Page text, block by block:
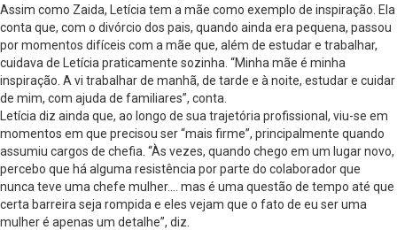
Assim como Zaida, Letícia tem a mãe como exemplo de inspiração. Ela
conta que, com o divórcio dos pais, quando ainda era pequena, passou
por momentos difíceis com a mãe que, além de estudar e trabalhar,
cuidava de Letícia praticamente sozinha. “Minha mãe é minha
inspiração. A vi trabalhar de manhã, de tarde e à noite, estudar e cuidar
de mim, com ajuda de familiares”, conta.
Letícia diz ainda que, ao longo de sua trajetória profissional, viu-se em
momentos em que precisou ser “mais firme”, principalmente quando
assumiu cargos de chefia. “Às vezes, quando chego em um lugar novo,
percebo que há alguma resistência por parte do colaborador que
nunca teve uma chefe mulher…. mas é uma questão de tempo até que
certa barreira seja rompida e eles vejam que o fato de eu ser uma
mulher é apenas um detalhe”, diz.